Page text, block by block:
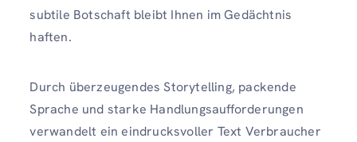
subtile Botschaft bleibt Ihnen im Gedächtnis
haften.
Durch überzeugendes Storytelling, packende
Sprache und starke Handlungsaufforderungen
verwandelt ein eindrucksvoller Text Verbraucher